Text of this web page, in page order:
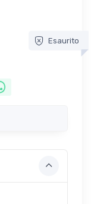
Esaurito